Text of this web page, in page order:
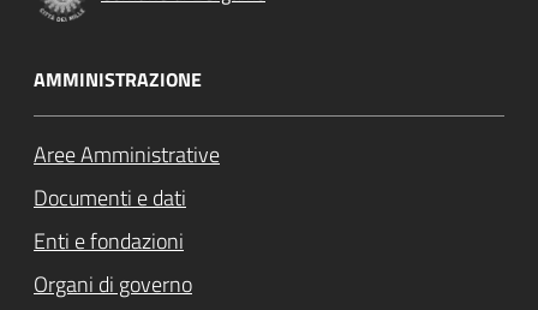
AMMINISTRAZIONE
Aree Amministrative
Documenti e dati
Enti e fondazioni
Organi di governo